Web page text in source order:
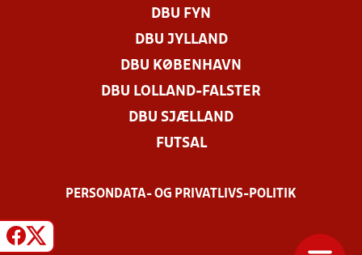
DBU FYN
DBU JYLLAND
DBU KØBENHAVN
DBU LOLLAND-FALSTER
DBU SJÆLLAND
FUTSAL
PERSONDATA- OG PRIVATLIVS-POLITIK